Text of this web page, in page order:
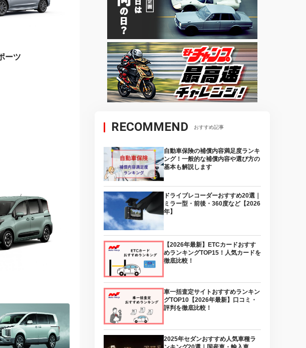
ーツ
RECOMMEND おすすめ記事
自動車保険の補償内容満足度ランキ
ング！一般的な補償内容や選び方の
基本も解説します
ドライブレコーダーおすすめ20選｜
ミラー型・前後・360度など【2026
年】
【2026年最新】ETCカードおすす
めランキングTOP15！人気カードを
徹底比較！
車一括査定サイトおすすめランキン
グTOP10【2026年最新】口コミ・
評判を徹底比較！
2025年セダンおすすめ人気車種ラ